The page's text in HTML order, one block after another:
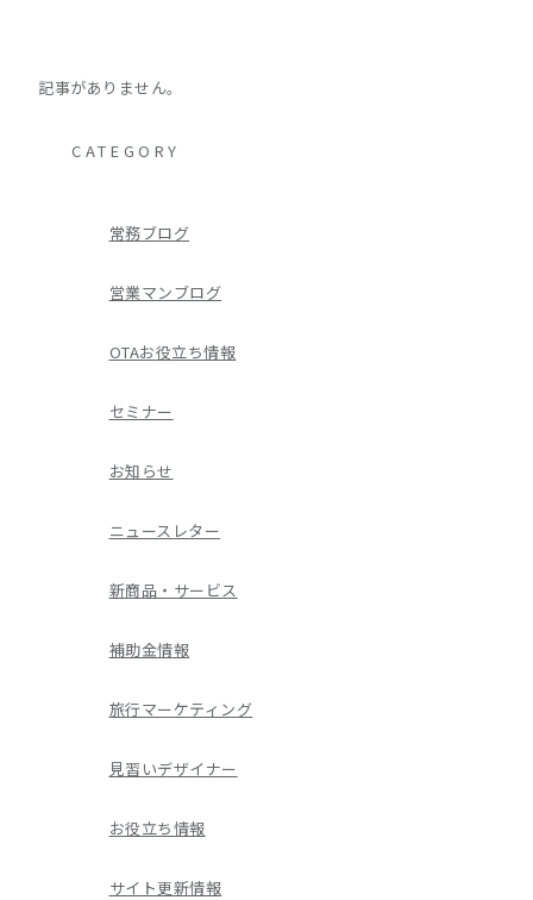
記事がありません。
CATEGORY
常務ブログ
営業マンブログ
OTAお役立ち情報
セミナー
お知らせ
ニュースレター
新商品・サービス
補助金情報
旅行マーケティング
見習いデザイナー
お役立ち情報
サイト更新情報